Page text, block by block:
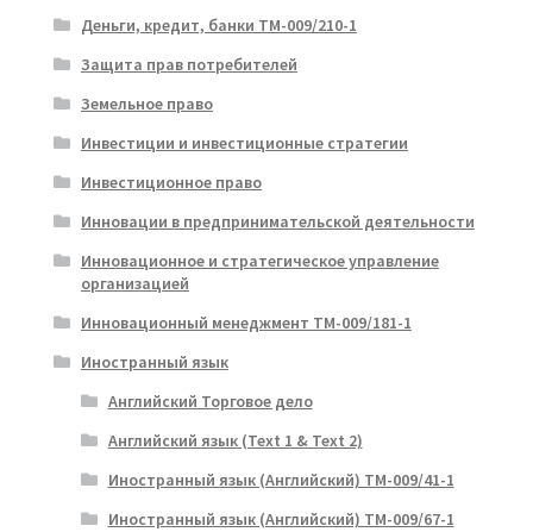
Деньги, кредит, банки ТМ-009/210-1
Защита прав потребителей
Земельное право
Инвестиции и инвестиционные стратегии
Инвестиционное право
Инновации в предпринимательской деятельности
Инновационное и стратегическое управление
организацией
Инновационный менеджмент ТМ-009/181-1
Иностранный язык
Английский Торговое дело
Английский язык (Text 1 & Text 2)
Иностранный язык (Английский) ТМ-009/41-1
Иностранный язык (Английский) ТМ-009/67-1